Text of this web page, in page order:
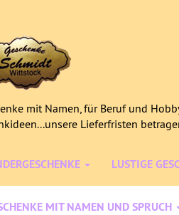
mit Namen, für Beruf und
Lieferfristen
LUSTIGE
MIT NAMEN UND SPRUCH